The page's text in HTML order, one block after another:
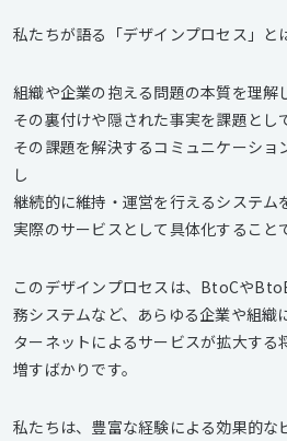
私たちが語る「デザインプロセス」と
組織や企業の抱える問題の本質を理解
その裏付けや隠された事実を課題とし
その課題を解決するコミュニケーショ
し
継続的に維持・運営を行えるシステム
実際のサービスとして具体化すること
このデザインプロセスは、BtoCや
務システムなど、あらゆる企業や組織
ターネットによるサービスが拡大する
増すばかりです。
私たちは、豊富な経験による効果的な